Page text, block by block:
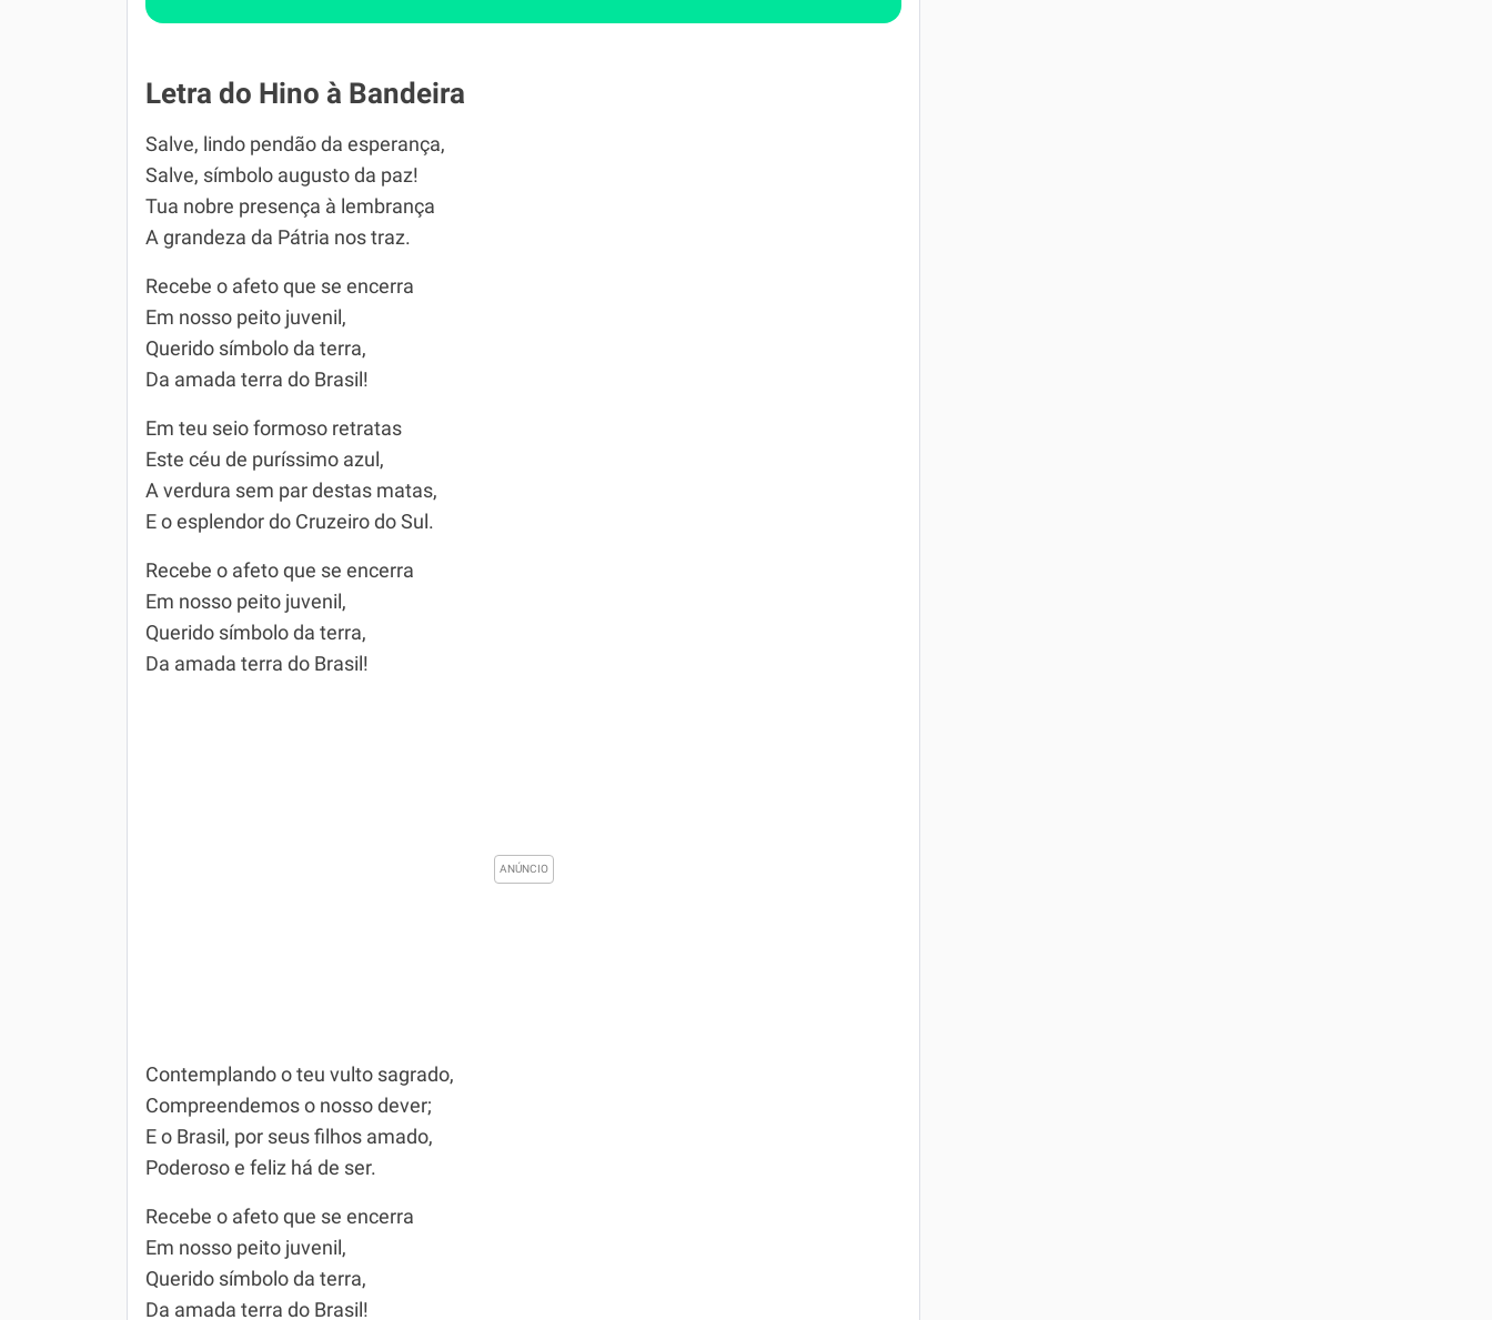
Letra do Hino à Bandeira
Salve, lindo pendão da esperança,
Salve, símbolo augusto da paz!
Tua nobre presença à lembrança
A grandeza da Pátria nos traz.
Recebe o afeto que se encerra
Em nosso peito juvenil,
Querido símbolo da terra,
Da amada terra do Brasil!
Em teu seio formoso retratas
Este céu de puríssimo azul,
A verdura sem par destas matas,
E o esplendor do Cruzeiro do Sul.
Recebe o afeto que se encerra
Em nosso peito juvenil,
Querido símbolo da terra,
Da amada terra do Brasil!
Contemplando o teu vulto sagrado,
Compreendemos o nosso dever;
E o Brasil, por seus filhos amado,
Poderoso e feliz há de ser.
Recebe o afeto que se encerra
Em nosso peito juvenil,
Querido símbolo da terra,
Da amada terra do Brasil!